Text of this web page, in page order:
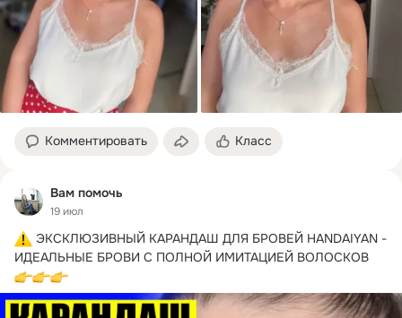
Комментировать Класс
Вам помочь
19 июл
ЭКСКЛЮЗИВНЫЙ КАРАНДАШ ДЛЯ БРОВЕЙ HANDAIYAN -